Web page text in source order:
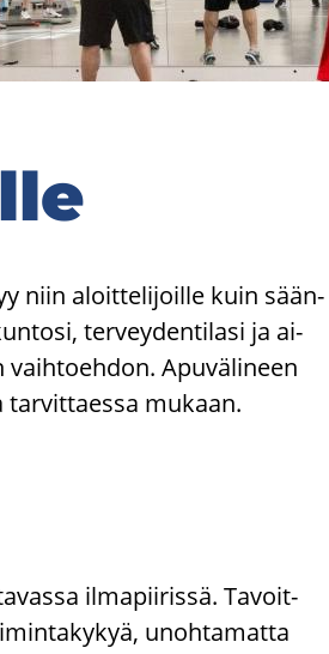
niin aloit­te­li­joil­le kuin sään­
ter­vey­den­ti­la­si ja ai­
Apu­vä­li­neen
mu­kaan.
il­ma­pii­ris­sä. Ta­voit­
unoh­ta­mat­ta